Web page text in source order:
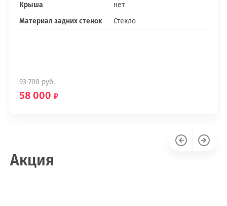
Крыша
нет
Материал задних стенок
Стекло
93 700руб.
58 000
Акция